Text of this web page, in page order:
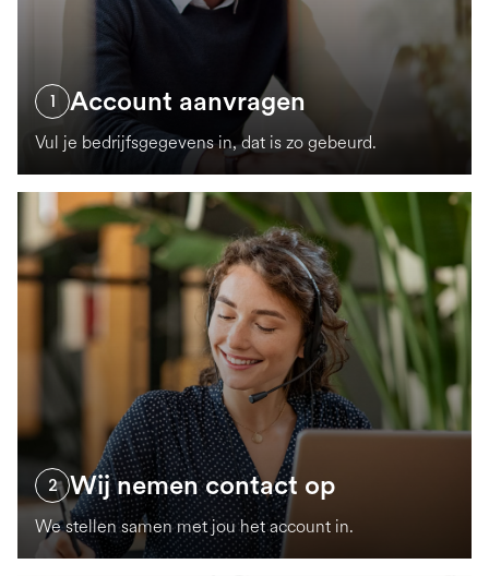
1 Account aanvragen
Vul je bedrijfsgegevens in, dat is zo gebeurd.
2 Wij nemen contact op
We stellen samen met jou het account in.